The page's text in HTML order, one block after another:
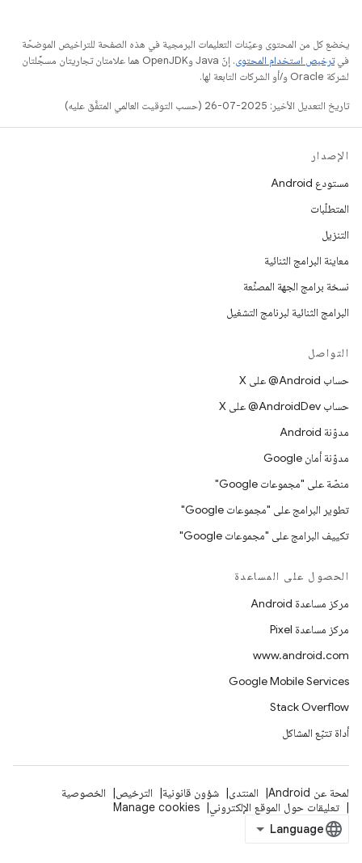
يخضع كل من المحتوى وعيّنات التعليمات البرمجية في هذه الصفحة للتراخيص الموضحّة
فيترخيص استخدام المحتوى
. إنّ Java وOpenJDK هما علامتان تجاريتان مسجَّلتان
لشركة Oracle و/أو الشركات التابعة لها.
تاريخ التعديل الأخير: 2025-07-26 (حسب التوقيت العالمي المتفَّق عليه)
الإصدار
مستودع Android
المتطلّبات
التنزيل
معاينة البرامج الثنائية
نسخة برامج الجهة المصنِّعة
البرامج الثنائية لبرنامج التشغيل
التواصل
حساب ‎@Android على X
حساب ‎@AndroidDev على X
مدوّنة Android
مدوّنة أمان Google
منصّة على "مجموعات Google"
تطوير البرامج على "مجموعات Google"
تكييف البرامج على "مجموعات Google"
الحصول على المساعدة
مركز مساعدة Android
مركز مساعدة Pixel
www.android.com
Google Mobile Services
Stack Overflow
أداة تتبّع المشاكل
لمحة عن Android المنتدى شؤون قانونية الترخيص
الخصوصية
تعليقات حول الموقع الإلكتروني
Manage cookies